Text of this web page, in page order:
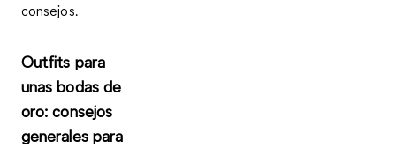
consejos.
Outfits para
unas bodas de
oro: consejos
generales para